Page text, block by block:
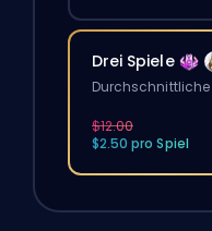
Drei Spiele
Durchschnittliche
$12.00
$2.50 pro Spiel